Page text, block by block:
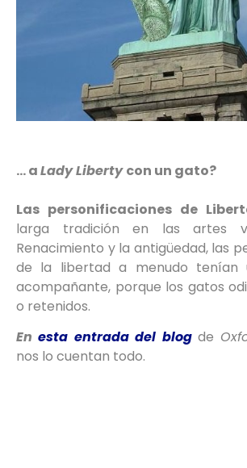
… aLady Libertycon un gato?
Las personificaciones de
larga tradición en las artes
Renacimiento y la antigüedad, las
de la libertad a menudo tenían
acompañante, porque los gatos
o retenidos.
Enesta entrada del blogde
nos lo cuentan todo.